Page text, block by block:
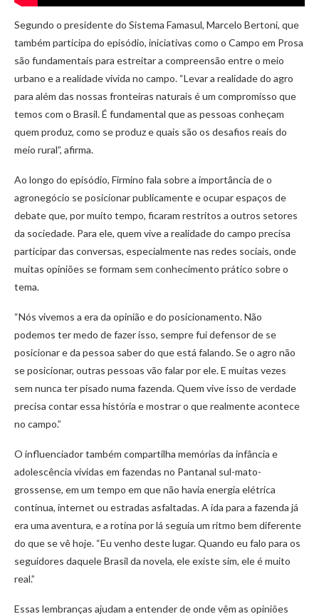
Segundo o presidente do Sistema Famasul, Marcelo Bertoni, que
também participa do episódio, iniciativas como o Campo em Prosa
são fundamentais para estreitar a compreensão entre o meio
urbano e a realidade vivida no campo. “Levar a realidade do agro
para além das nossas fronteiras naturais é um compromisso que
temos com o Brasil. É fundamental que as pessoas conheçam
quem produz, como se produz e quais são os desafios reais do
meio rural”, afirma.
Ao longo do episódio, Firmino fala sobre a importância de o
agronegócio se posicionar publicamente e ocupar espaços de
debate que, por muito tempo, ficaram restritos a outros setores
da sociedade. Para ele, quem vive a realidade do campo precisa
participar das conversas, especialmente nas redes sociais, onde
muitas opiniões se formam sem conhecimento prático sobre o
tema.
“Nós vivemos a era da opinião e do posicionamento. Não
podemos ter medo de fazer isso, sempre fui defensor de se
posicionar e da pessoa saber do que está falando. Se o agro não
se posicionar, outras pessoas vão falar por ele. E muitas vezes
sem nunca ter pisado numa fazenda. Quem vive isso de verdade
precisa contar essa história e mostrar o que realmente acontece
no campo.”
O influenciador também compartilha memórias da infância e
adolescência vividas em fazendas no Pantanal sul-mato-
grossense, em um tempo em que não havia energia elétrica
contínua, internet ou estradas asfaltadas. A ida para a fazenda já
era uma aventura, e a rotina por lá seguia um ritmo bem diferente
do que se vê hoje. “Eu venho deste lugar. Quando eu falo para os
seguidores daquele Brasil da novela, ele existe sim, ele é muito
real.”
Essas lembranças ajudam a entender de onde vêm as opiniões